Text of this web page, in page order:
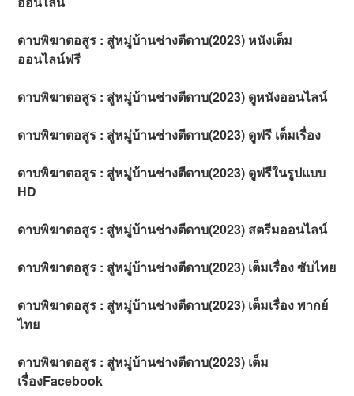
ดาบพิฆาตอสูร : สู่หมู่บ้านช่างตีดาบ(2023) หนังเต็ม
ออนไลน์ฟรี
ดาบพิฆาตอสูร : สู่หมู่บ้านช่างตีดาบ(2023) ดูหนังออนไลน์
ดาบพิฆาตอสูร : สู่หมู่บ้านช่างตีดาบ(2023) ดูฟรี เต็มเรื่อง
ดาบพิฆาตอสูร : สู่หมู่บ้านช่างตีดาบ(2023) ดูฟรีในรูปแบบ
HD
ดาบพิฆาตอสูร : สู่หมู่บ้านช่างตีดาบ(2023) สตรีมออนไลน์
ดาบพิฆาตอสูร : สู่หมู่บ้านช่างตีดาบ(2023) เต็มเรื่อง ซับไทย
ดาบพิฆาตอสูร : สู่หมู่บ้านช่างตีดาบ(2023) เต็มเรื่อง พากย์
ไทย
ดาบพิฆาตอสูร : สู่หมู่บ้านช่างตีดาบ(2023) เต็ม
เรื่องFacebook